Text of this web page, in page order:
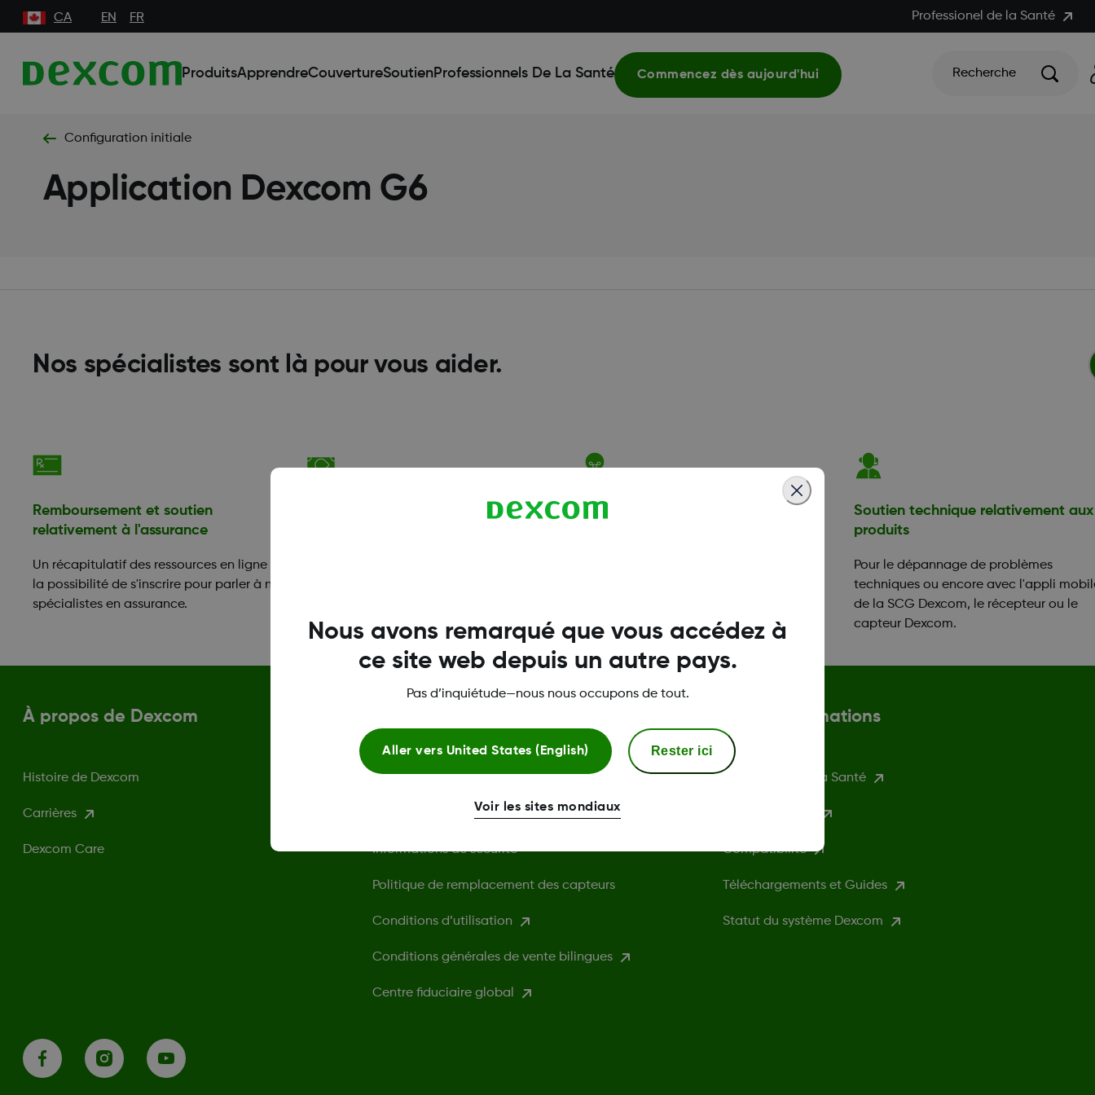
CA EN FR Professionel de la Santé
ProduitsApprendreCouvertureSoutienProfessionnels De La Santé Commencez dès aujourd'hui Recherche
Configuration initiale
Application Dexcom G6
Nos spécialistes sont là pour vous aider.
Remboursement et soutien
relativement à l'assurance
Un récapitulatif des ressources en ligne et
la possibilité de s'inscrire pour parler à nos
spécialistes en assurance.
Éducation sur la SCG et le diabète
Soutien technique relativement aux
produits
Pour le dépannage de problèmes
techniques ou encore avec l'appli
de la SCG Dexcom, le récepteur ou le
capteur Dexcom.
À propos de Dexcom
Histoire de Dexcom
Carrières
Dexcom Care
Politique de confidentialité
Politique en matière de cookies
Informations de sécurité
Politique de remplacement des capteurs
Conditions d’utilisation
Conditions générales de vente bilingues
Centre fiduciaire global
Plus d'informations
Professionel de la Santé
Compatibilité
Téléchargements et Guides
Statut du système Dexcom
Nous avons remarqué que vous accédez à
ce site web depuis un autre pays.
Pas d’inquiétude—nous nous occupons de tout.
Aller vers United States (English) Rester ici
Voir les sites mondiaux